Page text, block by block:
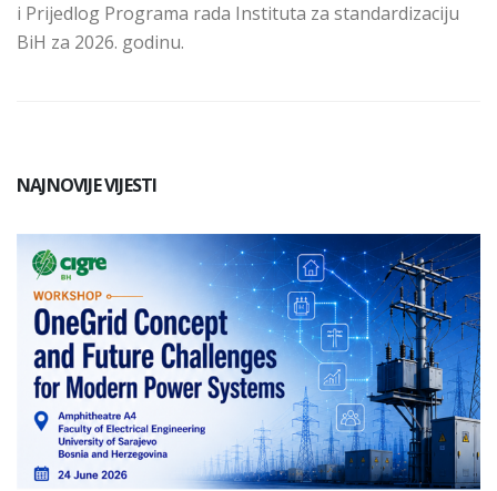
i Prijedlog Programa rada Instituta za standardizaciju
BiH za 2026. godinu.
NAJNOVIJE VIJESTI